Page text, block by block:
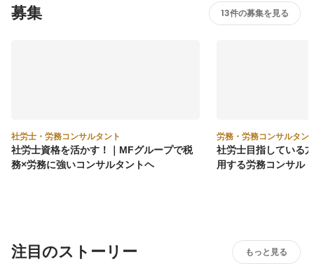
募集 13件の募集を見る
社労士・労務コンサルタント
社労士資格を活かす！｜MFグループで税
務×労務に強いコンサルタントヘ
労務・労務コンサルタン
社労士目指している
用する労務コンサル
注目のストーリー もっと見る